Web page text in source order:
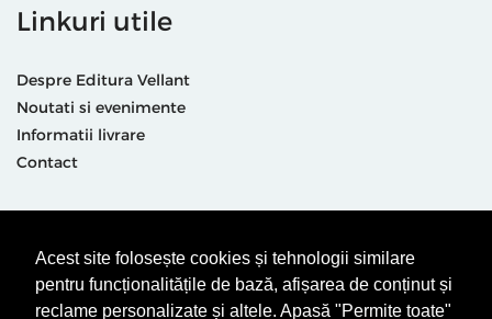
Acest site folosește cookies și tehnologii similare
pentru funcționalitățile de bază, afișarea de conținut și
reclame personalizate și altele. Apasă "Permite toate"
Linkuri utile
Despre Editura Vellant
Noutati si evenimente
Informatii livrare
Contact